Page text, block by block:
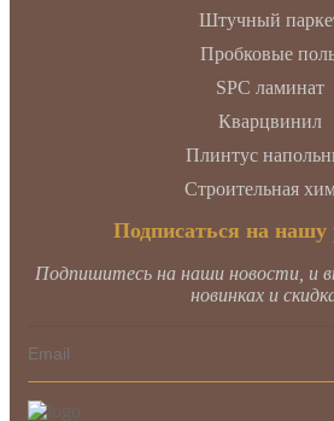
Штучный
Пробковые
SPC ламинат
Кварцвинил
Плинтус
Строительная
Подписаться на нашу
Подпишитесь на наши новости, и
новинках и